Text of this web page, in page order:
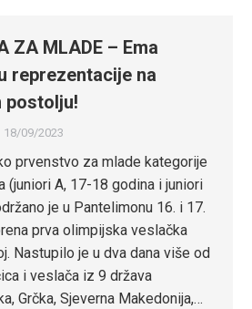
ZA MLADE – Ema
reprezentacije na
postolju!
18/09/2023
prvenstvo za mlade kategorije
(juniori A, 17-18 godina i juniori
je u Pantelimonu 16. i 17.
prva olimpijska veslačka
Nastupilo je u dva dana više od
i veslača iz 9 država
Grčka, Sjeverna Makedonija,…